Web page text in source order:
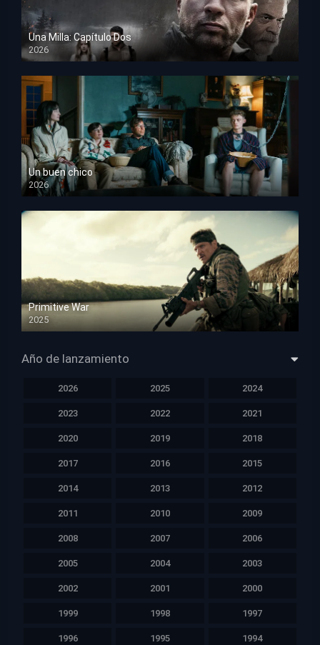
Una Milla: Capítulo Dos
2026
HD 1080p
Un buen chico
2026
HD 1080p
Primitive War
2025
HD 1080p
Año de lanzamiento
2026 2025 2024
2023 2022 2021
2020 2019 2018
2017 2016 2015
2014 2013 2012
2011 2010 2009
2008 2007 2006
2005 2004 2003
2002 2001 2000
1999 1998 1997
1996 1995 1994